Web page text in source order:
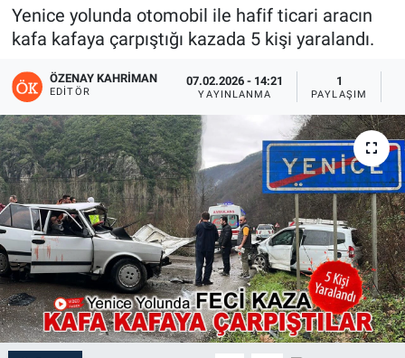
Yenice yolunda otomobil ile hafif ticari aracın
kafa kafaya çarpıştığı kazada 5 kişi yaralandı.
ÖZENAY KAHRIMAN
EDITÖR
07.02.2026 - 14:21
YAYINLANMA
1
PAYLAŞIM